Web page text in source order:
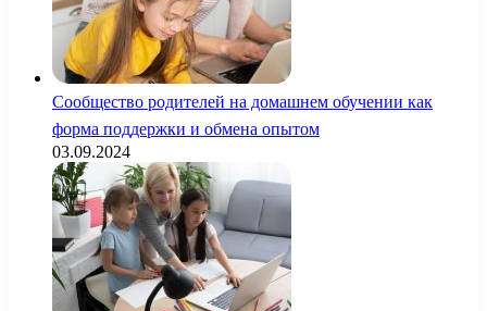
Сообщество родителей на домашнем обучении как
форма поддержки и обмена опытом
03.09.2024